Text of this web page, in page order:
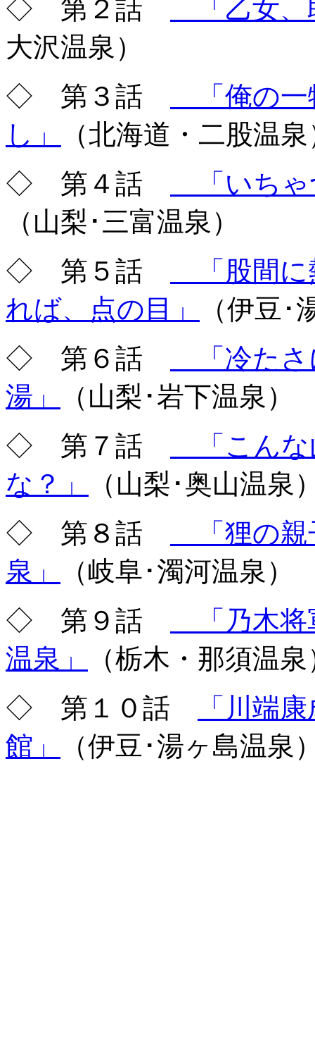
◇ 第２話
「乙女、
大沢温泉）
◇ 第３話
「俺の一
し」
（北海道・二股温
◇ 第４話
「いちゃ
（山梨･三富温泉）
◇ 第５話
「股間に
れば、点の目」
（伊豆･
◇ 第６話
「冷た
湯」
（山梨･岩下温泉）
◇ 第７話
「こんな
な？」
（山梨･奥山温泉
◇ 第８話
「狸の親
泉」
（岐阜･濁河温泉）
◇ 第９話
「乃木将
温泉」
（栃木・那須温泉
◇ 第１０話
「川端
館」
（伊豆･湯ヶ島温泉